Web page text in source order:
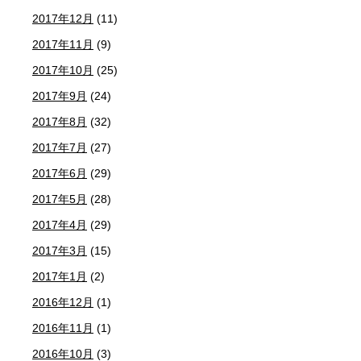
2017年12月 (11)
2017年11月 (9)
2017年10月 (25)
2017年9月 (24)
2017年8月 (32)
2017年7月 (27)
2017年6月 (29)
2017年5月 (28)
2017年4月 (29)
2017年3月 (15)
2017年1月 (2)
2016年12月 (1)
2016年11月 (1)
2016年10月 (3)